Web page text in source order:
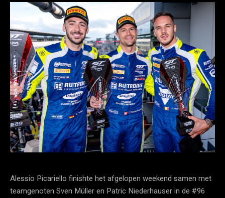
Alessio Picariello finishte het afgelopen weekend samen met
teamgenoten Sven Müller en Patric Niederhauser in de #96